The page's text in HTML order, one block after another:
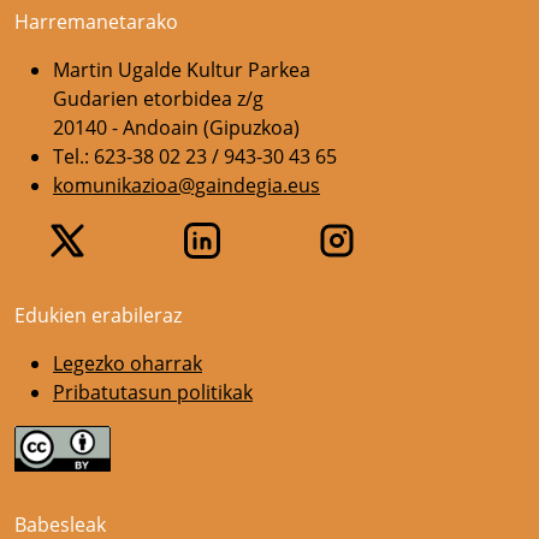
Harremanetarako
Martin Ugalde Kultur Parkea
Gudarien etorbidea z/g
20140 - Andoain (Gipuzkoa)
Tel.: 623-38 02 23 / 943-30 43 65
komunikazioa@gaindegia.eus
Edukien erabileraz
Legezko oharrak
Pribatutasun politikak
Babesleak